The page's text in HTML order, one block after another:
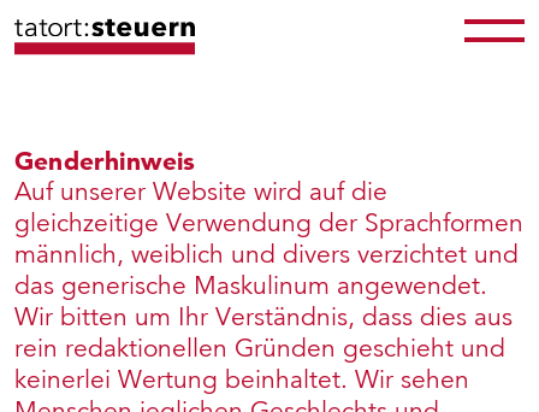
Genderhinweis
Auf unserer Website wird auf die
gleichzeitige Verwendung der Sprachformen
männlich, weiblich und divers verzichtet und
das generische Maskulinum angewendet.
Wir bitten um Ihr Verständnis, dass dies aus
rein redaktionellen Gründen geschieht und
keinerlei Wertung beinhaltet. Wir sehen